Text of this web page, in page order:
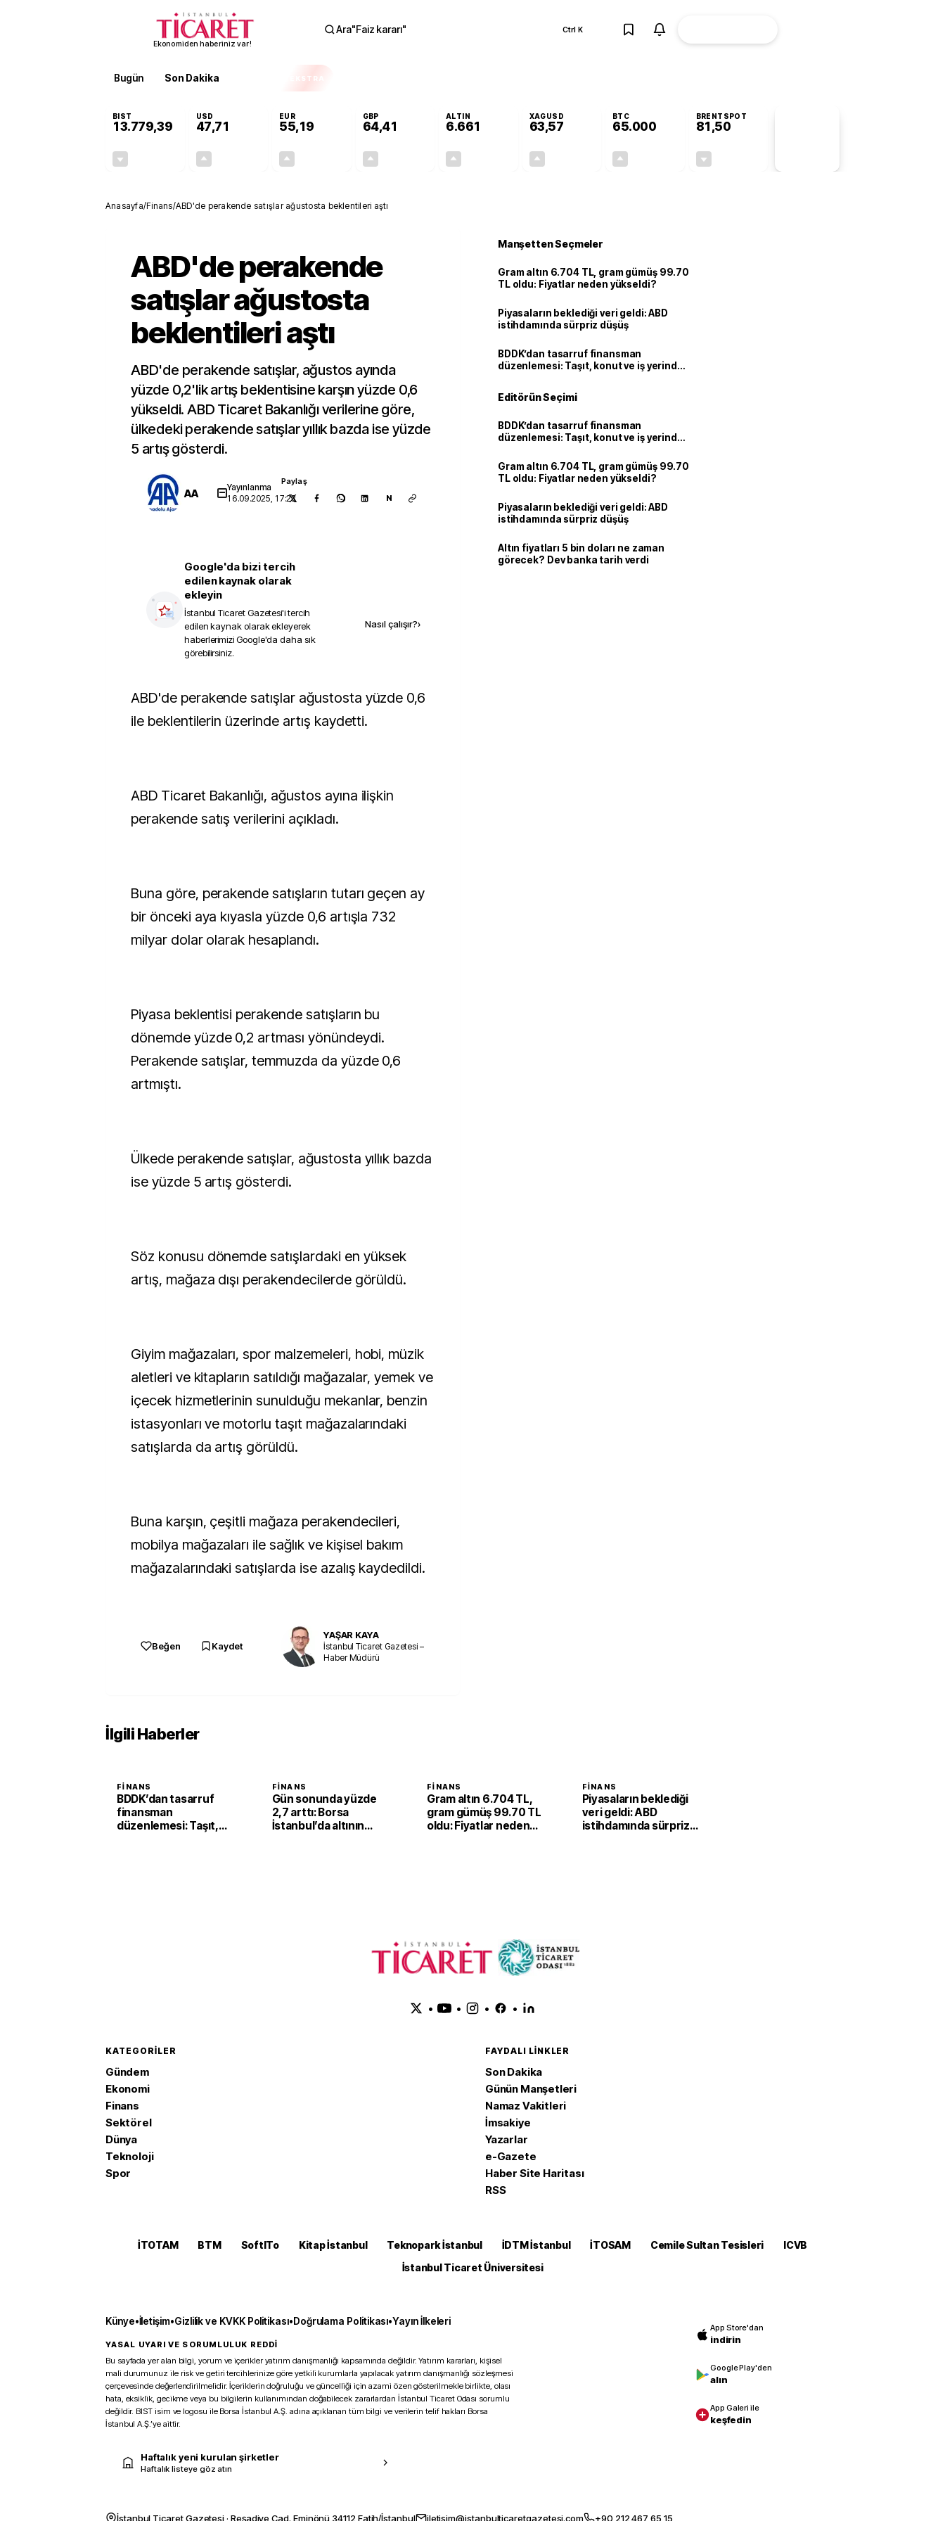
Ekonomiden haberiniz var!
Ara"Faiz kararı" Ctrl K
Bugün Son Dakika EKSTRA
BIST
13.779,39
USD
47,71
EUR
55,19
GBP
64,41
ALTIN
6.661
XAGUSD
63,57
BTC
65.000
BRENTSPOT
81,50
Anasayfa/Finans/ABD'de perakende satışlar ağustosta beklentileri aştı
ABD'de perakende
satışlar ağustosta
beklentileri aştı
ABD'de perakende satışlar, ağustos ayında
yüzde 0,2'lik artış beklentisine karşın yüzde 0,6
yükseldi. ABD Ticaret Bakanlığı verilerine göre,
ülkedeki perakende satışlar yıllık bazda ise yüzde
5 artış gösterdi.
AA
Yayınlanma
16.09.2025, 17:23
Paylaş
N
Google'da bizi tercih
edilen kaynak olarak
ekleyin
İstanbul Ticaret Gazetesi'i tercih
edilen kaynak olarak ekleyerek
haberlerimizi Google'da daha sık
görebilirsiniz.
Nasıl çalışır?›
ABD'de perakende satışlar ağustosta yüzde 0,6
ile beklentilerin üzerinde artış kaydetti.
ABD Ticaret Bakanlığı, ağustos ayına ilişkin
perakende satış verilerini açıkladı.
Buna göre, perakende satışların tutarı geçen ay
bir önceki aya kıyasla yüzde 0,6 artışla 732
milyar dolar olarak hesaplandı.
Piyasa beklentisi perakende satışların bu
dönemde yüzde 0,2 artması yönündeydi.
Perakende satışlar, temmuzda da yüzde 0,6
artmıştı.
Ülkede perakende satışlar, ağustosta yıllık bazda
ise yüzde 5 artış gösterdi.
Söz konusu dönemde satışlardaki en yüksek
artış, mağaza dışı perakendecilerde görüldü.
Giyim mağazaları, spor malzemeleri, hobi, müzik
aletleri ve kitapların satıldığı mağazalar, yemek ve
içecek hizmetlerinin sunulduğu mekanlar, benzin
istasyonları ve motorlu taşıt mağazalarındaki
satışlarda da artış görüldü.
Buna karşın, çeşitli mağaza perakendecileri,
mobilya mağazaları ile sağlık ve kişisel bakım
mağazalarındaki satışlarda ise azalış kaydedildi.
Beğen Kaydet
YAŞAR KAYA
İstanbul Ticaret Gazetesi –
Haber Müdürü
Manşetten Seçmeler
Gram altın 6.704 TL, gram gümüş 99.70
TL oldu: Fiyatlar neden yükseldi?
Piyasaların beklediği veri geldi: ABD
istihdamında sürpriz düşüş
BDDK’dan tasarruf finansman
düzenlemesi: Taşıt, konut ve iş yerinde
Editörün Seçimi
BDDK’dan tasarruf finansman
düzenlemesi: Taşıt, konut ve iş yerinde
Gram altın 6.704 TL, gram gümüş 99.70
TL oldu: Fiyatlar neden yükseldi?
Piyasaların beklediği veri geldi: ABD
istihdamında sürpriz düşüş
Altın fiyatları 5 bin doları ne zaman
görecek? Dev banka tarih verdi
İlgili Haberler
FINANS
BDDK’dan tasarruf
finansman
düzenlemesi: Taşıt,
FINANS
Gün sonunda yüzde
2,7 arttı: Borsa
İstanbul’da altının
FINANS
Gram altın 6.704 TL,
gram gümüş 99.70 TL
oldu: Fiyatlar neden
FINANS
Piyasaların beklediği
veri geldi: ABD
istihdamında sürpriz
• • • •
KATEGORILER
Gündem
Ekonomi
Finans
Sektörel
Dünya
Teknoloji
Spor
FAYDALI LINKLER
Son Dakika
Günün Manşetleri
Namaz Vakitleri
İmsakiye
Yazarlar
e-Gazete
Haber Site Haritası
RSS
İTOTAM BTM SoftITo Kitap İstanbul Teknopark İstanbul İDTM İstanbul İTOSAM Cemile Sultan Tesisleri
ICVB
İstanbul Ticaret Üniversitesi
Künye•İletişim•Gizlilik ve KVKK Politikası•Doğrulama Politikası•Yayın İlkeleri
YASAL UYARI VE SORUMLULUK REDDİ
Bu sayfada yer alan bilgi, yorum ve içerikler yatırım danışmanlığı kapsamında değildir. Yatırım kararları, kişisel
mali durumunuz ile risk ve getiri tercihlerinize göre yetkili kurumlarla yapılacak yatırım danışmanlığı sözleşmesi
çerçevesinde değerlendirilmelidir. İçeriklerin doğruluğu ve güncelliği için azami özen gösterilmekle birlikte, olası
hata, eksiklik, gecikme veya bu bilgilerin kullanımından doğabilecek zararlardan İstanbul Ticaret Odası sorumlu
değildir. BIST isim ve logosu ile Borsa İstanbul A.Ş. adına açıklanan tüm bilgi ve verilerin telif hakları Borsa
İstanbul A.Ş.’ye aittir.
Haftalık yeni kurulan şirketler
Haftalık listeye göz atın
App Store'dan
indirin
Google Play'den
alın
App Galeri ile
keşfedin
İstanbul Ticaret Gazetesi · Reşadiye Cad. Eminönü 34112 Fatih/İstanbul iletisim@istanbulticaretgazetesi.com +90 212 467 65 15